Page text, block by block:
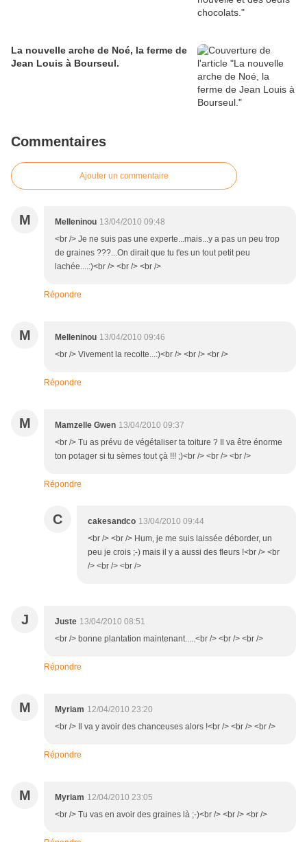
La nouvelle arche de Noé, la ferme de
Jean Louis à Bourseul.
Commentaires
Ajouter un commentaire
M Melleninou 13/04/2010 09:48
<br /> Je ne suis pas une experte...mais...y a pas un peu trop
de graines ???...On dirait que tu t'es un tout petit peu
lachée....:)<br /> <br /> <br />
Répondre
M Melleninou 13/04/2010 09:46
<br /> Vivement la recolte...:)<br /> <br /> <br />
Répondre
M Mamzelle Gwen 13/04/2010 09:37
<br /> Tu as prévu de végétaliser ta toiture ? Il va être énorme
ton potager si tu sèmes tout çà !!! ;)<br /> <br /> <br />
Répondre
C cakesandco 13/04/2010 09:44
<br /> <br /> Hum, je me suis laissée déborder, un
peu je crois ;-) mais il y a aussi des fleurs !<br /> <br
/> <br /> <br />
J Juste 13/04/2010 08:51
<br /> bonne plantation maintenant.....<br /> <br /> <br />
Répondre
M Myriam 12/04/2010 23:20
<br /> Il va y avoir des chanceuses alors !<br /> <br /> <br />
Répondre
M Myriam 12/04/2010 23:05
<br /> Tu vas en avoir des graines là ;-)<br /> <br /> <br />